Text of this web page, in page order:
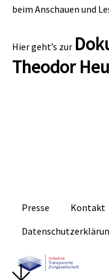
beim Anschauen und
Hier geht’s zur
Theodor
Presse Kontakt